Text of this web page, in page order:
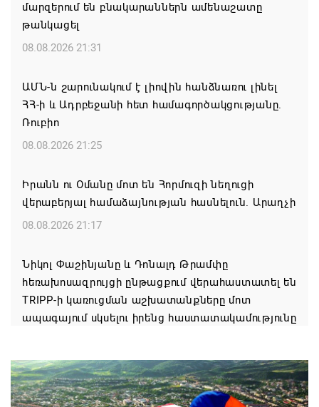
մարզերում են բնակարաններն ամենաշատը
թանկացել
08.08.2026 21:31
ԱՄՆ-ն շարունակում է լիովին հանձնառու լինել
ՀՀ-ի և Ադրբեջանի հետ համագործակցությանը.
Ռուբիո
08.08.2026 21:25
Իրանն ու Օմանը մոտ են Հորմուզի նեղուցի
վերաբերյալ համաձայնության հասնելուն. Արաղչի
08.08.2026 21:17
Նիկոլ Փաշինյանը և Դոնալդ Թրամփը
հեռախոսազրույցի ընթացքում վերահաստատել են
TRIPP-ի կառուցման աշխատանքները մոտ
ապագայում սկսելու իրենց հաստատակամությունը
Փաշինյանն ու Ալիևը հեռախոսազրույց են ունեցել․
քննարկվել է TRIPP երթուղու նախագծի